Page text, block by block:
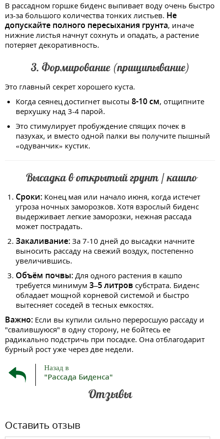
В рассадном горшке биденс выпивает воду очень быстро
из-за большого количества тонких листьев. Не
допускайте полного пересыхания грунта, иначе
нижние листья начнут сохнуть и опадать, а растение
потеряет декоративность.
3. Формирование (прищипывание)
Это главный секрет хорошего куста.
Когда сеянец достигнет высоты 8-10 см, отщипните
верхушку над 3-4 парой.
Это стимулирует пробуждение спящих почек в
пазухах, и вместо одной палки вы получите пышный
«одуванчик» кустик.
Высадка в открытый грунт / кашпо
Сроки: Конец мая или начало июня, когда истечет
угроза ночных заморозков. Хотя взрослый биденс
выдерживает легкие заморозки, нежная рассада
может пострадать.
Закаливание: За 7-10 дней до высадки начните
выносить рассаду на свежий воздух, постепенно
увеличившись.
Объём почвы: Для одного растения в кашпо
требуется минимум 3–5 литров субстрата. Биденс
обладает мощной корневой системой и быстро
вытесняет соседей в тесных емкостях.
Важно: Если вы купили сильно переросшую рассаду и
"свалившуюся" в одну сторону, не бойтесь ее
радикально подстричь при посадке. Она отблагодарит
бурный рост уже через две недели.
Назад в
"Рассада Биденса"
Отзывы
Оставить отзыв